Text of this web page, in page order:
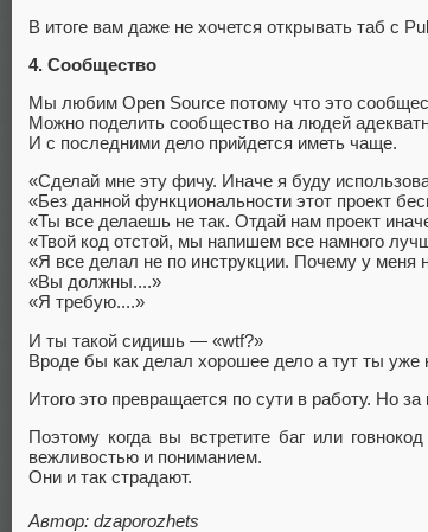
В итоге вам даже не хочется открывать таб с
4. Сообщество
Мы любим Open Source потому что это
Можно поделить сообщество на людей
И с последними дело прийдется иметь чаще.
«Сделай мне эту фичу. Иначе я буду
«Без данной функциональности этот проект
«Ты все делаешь не так. Отдай нам проект
«Твой код отстой, мы напишем все намного
«Я все делал не по инструкции. Почему у меня
«Вы должны....»
«Я требую....»
И ты такой сидишь — «wtf?»
Вроде бы как делал хорошее дело а тут ты уже
Итого это превращается по сути в работу. Но за
Поэтому когда вы встретите баг или
вежливостью и пониманием.
Они и так страдают.
Автор: dzaporozhets